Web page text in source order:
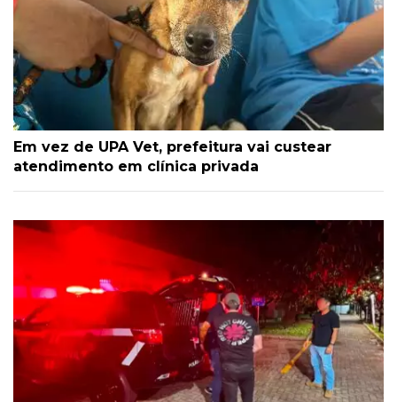
Em vez de UPA Vet, prefeitura vai custear
atendimento em clínica privada